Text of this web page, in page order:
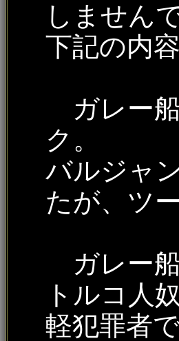
しません
下記の内
ガレー
ク。
バルジャ
たが、ツ
ガレー
トルコ人
軽犯罪者